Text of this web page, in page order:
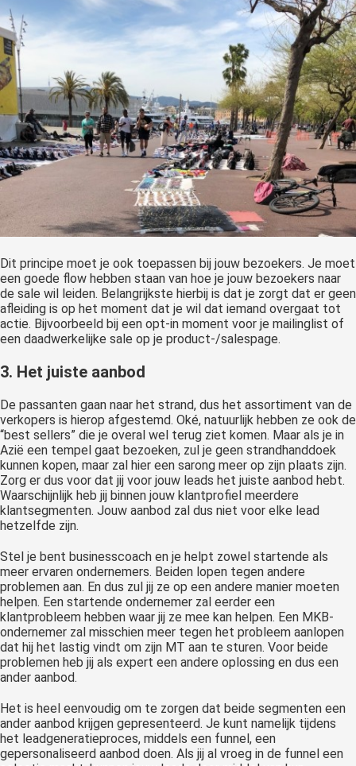
Dit principe moet je ook toepassen bij jouw bezoekers. Je moet
een goede flow hebben staan van hoe je jouw bezoekers naar
de sale wil leiden. Belangrijkste hierbij is dat je zorgt dat er geen
afleiding is op het moment dat je wil dat iemand overgaat tot
actie. Bijvoorbeeld bij een opt-in moment voor je mailinglist of
een daadwerkelijke sale op je product-/salespage.
3. Het juiste aanbod
De passanten gaan naar het strand, dus het assortiment van de
verkopers is hierop afgestemd. Oké, natuurlijk hebben ze ook de
“best sellers” die je overal wel terug ziet komen. Maar als je in
Azië een tempel gaat bezoeken, zul je geen strandhanddoek
kunnen kopen, maar zal hier een sarong meer op zijn plaats zijn.
Zorg er dus voor dat jij voor jouw leads het juiste aanbod hebt.
Waarschijnlijk heb jij binnen jouw klantprofiel meerdere
klantsegmenten. Jouw aanbod zal dus niet voor elke lead
hetzelfde zijn.
Stel je bent businesscoach en je helpt zowel startende als
meer ervaren ondernemers. Beiden lopen tegen andere
problemen aan. En dus zul jij ze op een andere manier moeten
helpen. Een startende ondernemer zal eerder een
klantprobleem hebben waar jij ze mee kan helpen. Een MKB-
ondernemer zal misschien meer tegen het probleem aanlopen
dat hij het lastig vindt om zijn MT aan te sturen. Voor beide
problemen heb jij als expert een andere oplossing en dus een
ander aanbod.
Het is heel eenvoudig om te zorgen dat beide segmenten een
ander aanbod krijgen gepresenteerd. Je kunt namelijk tijdens
het leadgeneratieproces, middels een funnel, een
gepersonaliseerd aanbod doen. Als jij al vroeg in de funnel een